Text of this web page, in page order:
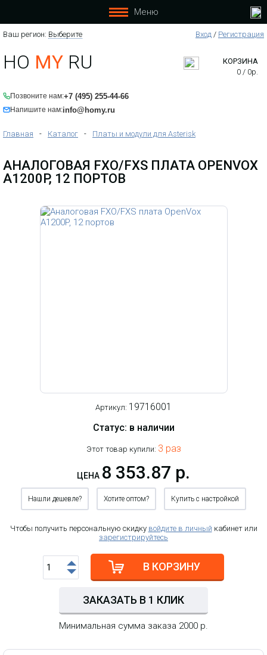
Меню
Ваш регион: Выберите Вход / Регистрация
HO MY RU
Позвоните нам:+7 (495) 255-44-66
Напишите нам:info@homy.ru
КОРЗИНА
0 / 0р.
Главная - Каталог - Платы и модули для Asterisk
АНАЛОГОВАЯ FXO/FXS ПЛАТА OPENVOX
A1200P, 12 ПОРТОВ
Артикул: 19716001
Статус: в наличии
Этот товар купили: 3 раз
ЦЕНА 8 353.87 р.
Нашли дешевле? Хотите оптом? Купить с настройкой
Чтобы получить персональную скидку войдите в личный кабинет или
зарегистрируйтесь
В КОРЗИНУ
ЗАКАЗАТЬ В 1 КЛИК
Минимальная сумма заказа 2000 р.
2
0
P